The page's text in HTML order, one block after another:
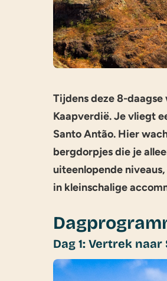
Tijdens deze 8-
Kaapverdië. Je vliegt
Santo Antão. Hier
bergdorpjes die je
uiteenlopende
in kleinschalige
Dag 1: Vertrek naar